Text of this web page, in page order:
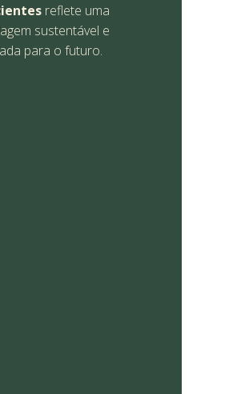
reflete uma
sustentável e
para o futuro.